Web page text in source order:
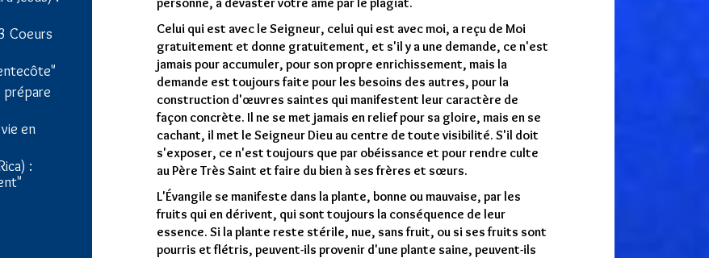
Coeurs
prépare
en
:
Celui qui est avec le Seigneur, celui qui est avec moi, a reçu de Moi
gratuitement et donne gratuitement, et s'il y a une demande, ce n'est
jamais pour accumuler, pour son propre enrichissement, mais la
demande est toujours faite pour les besoins des autres, pour la
construction d'œuvres saintes qui manifestent leur caractère de
façon concrète. Il ne se met jamais en relief pour sa gloire, mais en se
cachant, il met le Seigneur Dieu au centre de toute visibilité. S'il doit
s'exposer, ce n'est toujours que par obéissance et pour rendre culte
au Père Très Saint et faire du bien à ses frères et sœurs.
L'Évangile se manifeste dans la plante, bonne ou mauvaise, par les
fruits qui en dérivent, qui sont toujours la conséquence de leur
essence. Si la plante reste stérile, nue, sans fruit, ou si ses fruits sont
pourris et flétris, peuvent-ils provenir d'une plante saine, peuvent-ils